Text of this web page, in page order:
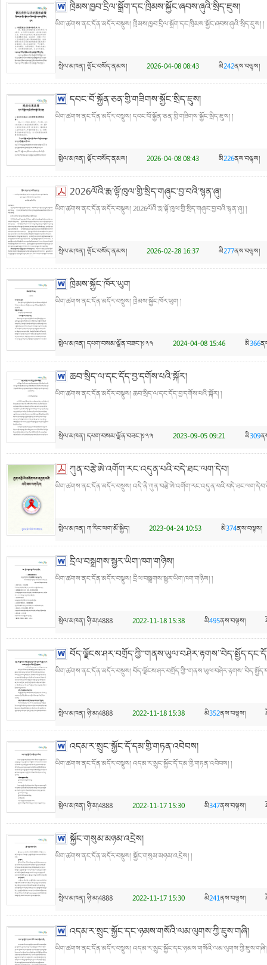
ཁྲིམས་ཁྱབ་དྲིལ་སྒྲོག་དང་ཁྲིམས་སྐྱོང་ཞབས་ཞུའི་སྲིད་ཇུས།
ཡིག་ཚགས་ནང་དོན་མདོར་བསྡུས། ཁྲིམས་ཁྱབ་དྲིལ་སྒྲོག་དང་ཁྲིམས་སྐྱོང་ཞབས་ཞུའི་སྲིད་ཇུས། །
སྤེལ་མཁན། ལྡོང་བསོད་ནམས། 2026-04-08 08:43 མི242ནས་བལྟས།
དབང་བོ་སྐྱོན་ཅན་གྱི་གཟིགས་སྐྱོང་སྲིད་ཇུས།
ཡིག་ཚགས་ནང་དོན་མདོར་བསྡུས། དབང་བོ་སྐྱོན་ཅན་གྱི་གཟིགས་སྐྱོང་སྲིད་ཇུས། །
སྤེལ་མཁན། ལྡོང་བསོད་ནམས། 2026-04-08 08:43 མི226ནས་བལྟས།
2026ལོའི་རྨ་ལྷོ་ཁུལ་གྱི་སྲིད་གཞུང་བྱ་བའི་སྙན་ཞུ།
ཡིག་ཚགས་ནང་དོན་མདོར་བསྡུས། 2026ལོའི་རྨ་ལྷོ་ཁུལ་གྱི་སྲིད་གཞུང་བྱ་བའི་སྙན་ཞུ། །
སྤེལ་མཁན། ལྡོང་བསོད་ནམས། 2026-02-28 16:37 མི277ནས་བལྟས།
ཁྲིམས་སྐྱོང་ཁོར་ཡུག
ཡིག་ཚགས་ནང་དོན་མདོར་བསྡུས། ཁྲིམས་སྐྱོང་ཁོར་ཡུག །
སྤེལ་མཁན། དཔག་བསམ་ལྗོན་བཟང་།༡༢༣ 2024-04-08 15:46 མི366
ཆབ་སྲིད་ལ་དང་དོད་བྱ་དགོས་པའི་སྐོར།
ཡིག་ཚགས་ནང་དོན་མདོར་བསྡུས། ཆབ་སྲིད་ལ་དང་དོད་བྱ་དགོས་པའི་སྐོར། །
སྤེལ་མཁན། དཔག་བསམ་ལྗོན་བཟང་།༡༢༣ 2023-09-05 09:21 མི309
ཀུན་བརྩེ་ཨེ་འགོག་རང་འདུན་པའི་བདེ་ཐང་ལག་དེབ།
ཡིག་ཚགས་ནང་དོན་མདོར་བསྡུས།
སྤེལ་མཁན། ཀ་རིང་ཕག་མོ་སྐྱིད། 2023-04-24 10:53 མི374ནས་བལྟས།
དྲིལ་བསྒྲགས་སྦྱར་ཡིག་ཁག་གཉིས།
ཡིག་ཚགས་ནང་དོན་མདོར་བསྡུས། དྲིལ་བསྒྲགས་སྦྱར་ཡིག་ཁག་གཉིས། །
སྤེལ་མཁན། ཉི་མ།4888 2022-11-18 15:38 མི495ནས་བལྟས།
ཡིག་ཚགས་ནང་དོན་མདོར་བསྡུས།
སྤེལ་མཁན། ཉི་མ།4888 2022-11-18 15:38 མི352ནས་བལྟས།
འདམ་ར་སྲུང་སྐྱོང་དོ་དམ་གྱི་གཏན་འབེབས།
ཡིག་ཚགས་ནང་དོན་མདོར་བསྡུས། འདམ་ར་སྲུང་སྐྱོང་དོ་དམ་གྱི་གཏན་འབེབས། །
སྤེལ་མཁན། ཉི་མ།4888 2022-11-17 15:30 མི347ནས་བལྟས།
སྐྱོང་གསུམ་མཉམ་འདྲེས།
ཡིག་ཚགས་ནང་དོན་མདོར་བསྡུས། སྐྱོང་གསུམ་མཉམ་འདྲེས། །
སྤེལ་མཁན། ཉི་མ།4888 2022-11-17 15:30 མི241ནས་བལྟས།
འདམ་ར་སྲུང་སྐྱོང་དང་ཉམས་གསོའི་ལམ་ལུགས་ཀྱི་ཇུས་གཞི།
ཡིག་ཚགས་ནང་དོན་མདོར་བསྡུས། འདམ་ར་སྲུང་སྐྱོང་དང་ཉམས་གསོའི་ལམ་ལུགས་ཀྱི་ཇུས་གཞི།